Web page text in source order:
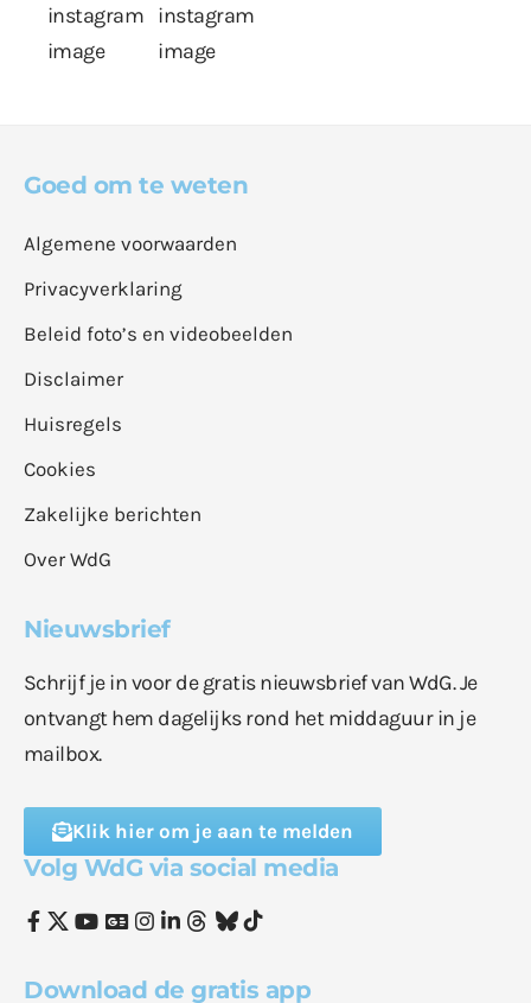
Goed om te weten
Algemene voorwaarden
Privacyverklaring
Beleid foto’s en videobeelden
Disclaimer
Huisregels
Cookies
Zakelijke berichten
Over WdG
Nieuwsbrief
Schrijf je in voor de gratis nieuwsbrief van WdG. Je
ontvangt hem dagelijks rond het middaguur in je
mailbox.
Klik hier om je aan te melden
Volg WdG via social media
Download de gratis app